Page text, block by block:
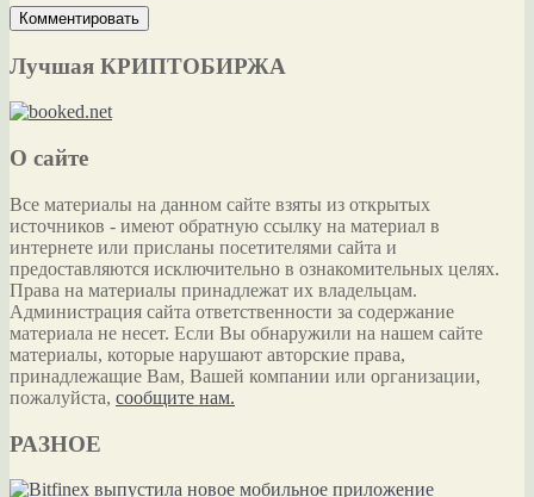
Лучшая КРИПТОБИРЖА
О сайте
Все материалы на данном сайте взяты из открытых
источников - имеют обратную ссылку на материал в
интернете или присланы посетителями сайта и
предоставляются исключительно в ознакомительных целях.
Права на материалы принадлежат их владельцам.
Администрация сайта ответственности за содержание
материала не несет. Если Вы обнаружили на нашем сайте
материалы, которые нарушают авторские права,
принадлежащие Вам, Вашей компании или организации,
пожалуйста, сообщите нам.
РАЗНОЕ